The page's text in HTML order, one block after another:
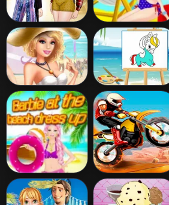
Princess
Coachella Style
Dress 1
Barbie Colorful
Swimsuits Dress
Up
Barbies Sexy
Bikini Beach
Pony Coloring
Book 4
Barbie At The
Beach Dress Up
Moto Beach Ride